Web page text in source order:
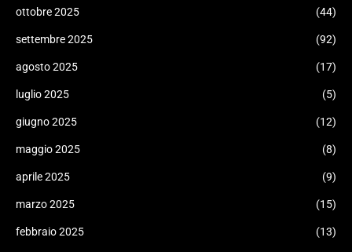
ottobre 2025 (44)
settembre 2025 (92)
agosto 2025 (17)
luglio 2025 (5)
giugno 2025 (12)
maggio 2025 (8)
aprile 2025 (9)
marzo 2025 (15)
febbraio 2025 (13)